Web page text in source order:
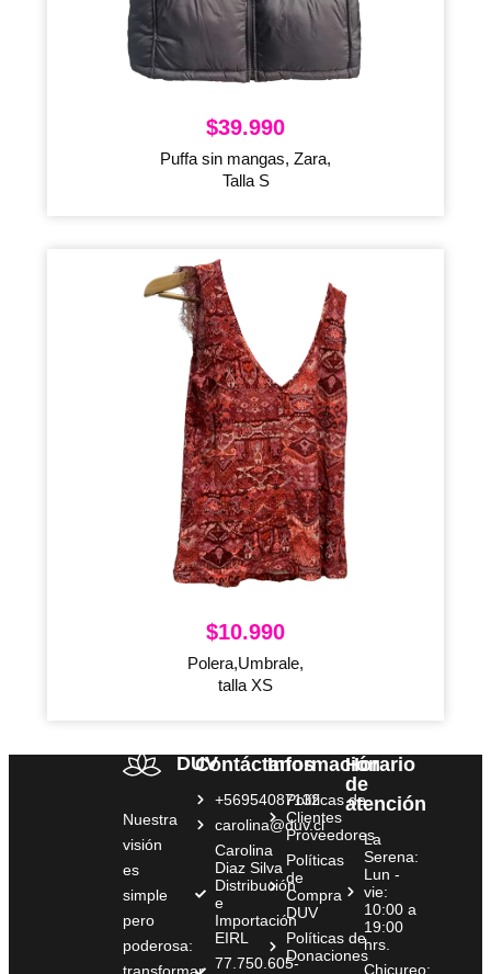
$39.990
Puffa sin mangas, Zara,
Talla S
$10.990
Polera,Umbrale,
talla XS
DUV
Nuestra
visión
es
simple
pero
poderosa:
Contáctanos
+56954087132
carolina@duv.cl
Carolina
Diaz Silva
Distribución
e
Importación
EIRL
77.750.605-
Información
Políticas de
Clientes
Proveedores
Políticas
de
Compra
DUV
Políticas de
Donaciones
Horario
de
atención
La
Serena:
Lun -
vie:
10:00 a
19:00
hrs.
Chicureo: